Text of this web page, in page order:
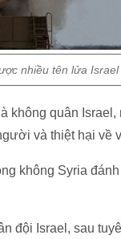
nhiều tên lửa
không quân
và thiệt hại về
không Syria
đội Israel, sau